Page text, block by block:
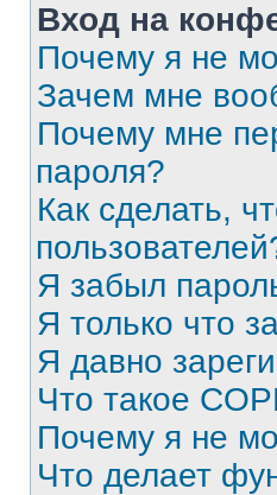
Вход на
Почему я не
Зачем мне
Почему мне
пароля?
Как сделать,
Я забыл
Я только что
Я давно
Что такое
Почему я не
Что делает